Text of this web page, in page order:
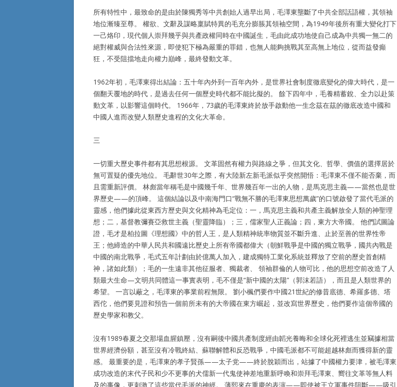
所有特性中，最致命的是由於陳獨秀等中共創始人過早出局，毛澤東壟斷了中共全部話語權，其領袖
地位漸臻至尊。 權欲、文辭及謀略稟賦特異的毛充分膨脹其領袖空間，為1949年後所有重大變化打下
一己烙印，現代個人崇拜幾乎與共產政權同時在中國誕生，毛由此成功地使自己成為中共獨一無二的
絕對權威與合法性來源，即使犯下極為嚴重的罪錯，也無人能夠挑戰其至高無上地位，從而益發癲
狂，不受阻擋地走向權力巔峰，最終發動文革。
1962年初，毛澤東得出結論：五十年內外到一百年內外，是世界社會制度徹底變化的偉大時代，是一
個翻天覆地的時代，是過去任何一個歷史時代都不能比擬的。 餘下四年中，毛養精蓄銳、全力以赴策
動文革，以影響這個時代。 1966年，73歲的毛澤東終於放手啟動他一生念茲在茲的徹底改造中國和
中國人進而改變人類歷史進程的文化大革命。
三
一切重大歷史事件都有其思想根源。 文革固然有權力與路線之爭，但其文化、哲學、價值的選擇居於
無可置疑的優先地位。 毛辭世30年之際，有大陸新左新毛派似乎突然開悟：毛澤東不僅不能否棄，而
且需重新評價。 林彪當年稱毛是中國幾千年、世界幾百年一出的人物，是馬克思主義——當然也是世
界歷史——的頂峰。 這個結論以及中南海門口“戰無不勝的毛澤東思想萬歲”的口號啟發了當代毛派的
靈感，他們據此從東西方歷史與文化精神為毛定位：一，馬克思主義和共產主義解放全人類的神聖理
想；二，基督教彌賽亞救世主義（聖靈降臨）；三，儒家聖人正義論；四，東方大帝國。 他們試圖論
證，毛才是柏拉圖《理想國》中的哲人王，是人類精神統率物質並不斷升進、止於至善的世界性帝
王；他締造的中華人民共和國遠比歷史上所有帝國都偉大（朝鮮戰爭是中國的獨立戰爭，國共內戰是
中國的南北戰爭，毛式五年計劃由於億萬人加入，建成獨特工業化系統並釋放了空前的歷史首創精
神，諸如此類）；毛的一生遠非其他征服者、獨裁者、 領袖群倫的人物可比，他的思想空前改造了人
類最大生命—文明共同體這一事實表明，毛不僅是“新中國的太陽”（郭沫若語），而且是人類世界的
希望。 一言以蔽之，毛澤東的事業前程無限。 劉小楓們要作中國21世紀的修昔底德、希羅多德、塔
西佗，他們要見證和預告一個前所未有的大帝國在東方崛起，並改寫世界歷史，他們要作這個帝國的
歷史學家和教父。
沒有1989春夏之交那場血腥鎮壓，沒有嗣後中國共產制度經由韜光養晦和全球化死裡逃生並竊據相當
世界經濟份額，甚至沒有冷戰終結、蘇聯解體和反恐戰爭，中國毛派都不可能超越林彪而獲得新的靈
感。 最重要的是，毛澤東的孝子賢孫——太子党——終於脫穎而出，站據了中國權力要津，被毛澤東
成功改造的末代子民和少不更事的犬儒新一代鬼使神差地重新呼喚和崇拜毛澤東、嚮往文革等無人料
及的事像，更刺激了這些當代毛派的神經。 薄熙來在重慶的表演——即使被王立軍事件阻斷——吸引